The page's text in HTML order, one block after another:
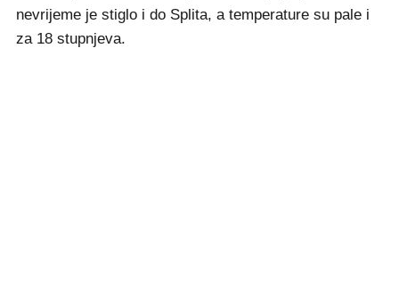
nevrijeme je stiglo i do Splita, a temperature su pale i
za 18 stupnjeva.